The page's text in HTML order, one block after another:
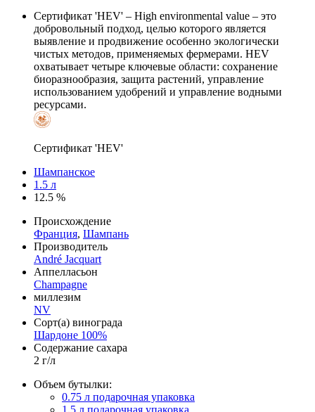
Сертификат 'HEV' – High environmental value – это
добровольный подход, целью которого является
выявление и продвижение особенно экологически
чистых методов, применяемых фермерами. HEV
охватывает четыре ключевые области: сохранение
биоразнообразия, защита растений, управление
использованием удобрений и управление водными
ресурсами.
Сертификат 'HEV'
Шампанское
1.5 л
12.5 %
Происхождение
Франция, Шампань
Производитель
André Jacquart
Аппелласьон
Champagne
миллезим
NV
Сорт(а) винограда
Шардоне 100%
Содержание сахара
2 г/л
Объем бутылки:
0.75 л подарочная упаковка
1.5 л подарочная упаковка